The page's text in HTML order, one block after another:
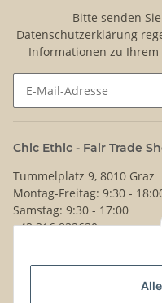
Bitte senden
Datenschutzerklärung
Informationen zu
Chic Ethic - Fair Trade
Tummelplatz 9, 8010 Graz
Montag-Freitag: 9:30 -
Samstag: 9:30 - 17:00
+43 316 832630